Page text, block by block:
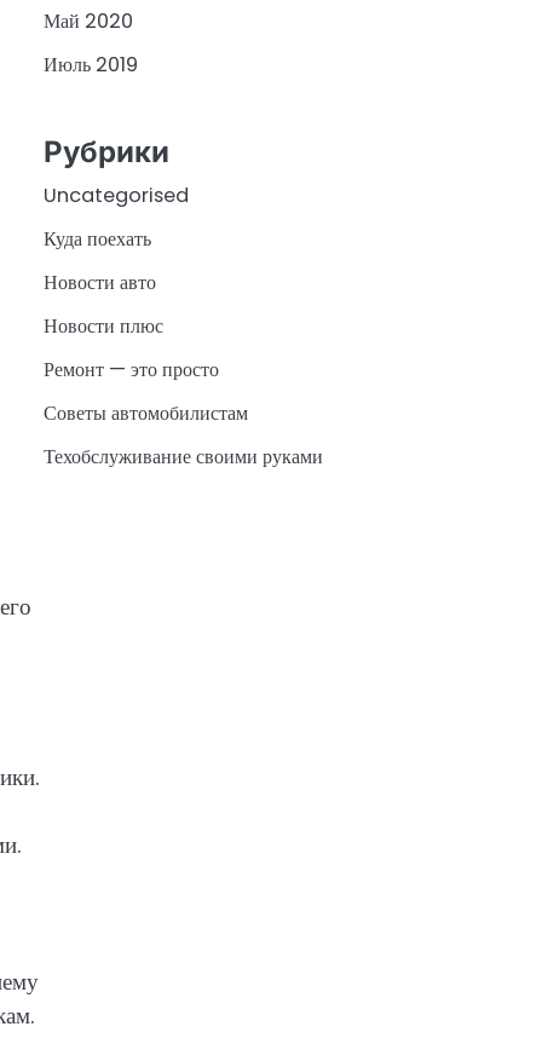
Май 2020
Июль 2019
Рубрики
Uncategorised
Куда поехать
Новости авто
Новости плюс
Ремонт — это просто
Советы автомобилистам
Техобслуживание своими руками